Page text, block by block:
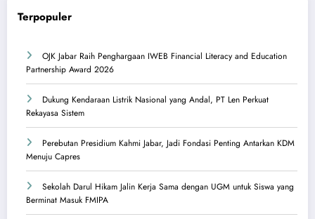
Terpopuler
OJK Jabar Raih Penghargaan IWEB Financial Literacy and Education
Partnership Award 2026
Dukung Kendaraan Listrik Nasional yang Andal, PT Len Perkuat
Rekayasa Sistem
Perebutan Presidium Kahmi Jabar, Jadi Fondasi Penting Antarkan KDM
Menuju Capres
Sekolah Darul Hikam Jalin Kerja Sama dengan UGM untuk Siswa yang
Berminat Masuk FMIPA